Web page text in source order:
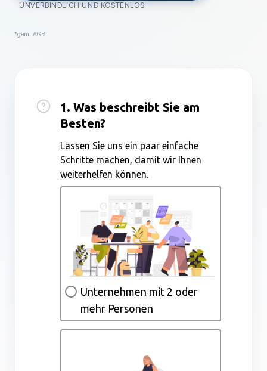
UNVERBINDLICH UND KOSTENLOS
*gem. AGB